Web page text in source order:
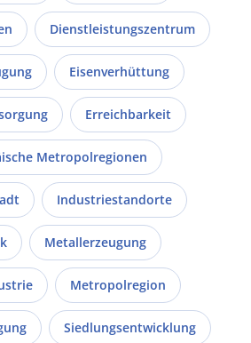
Dienstleistungszentrum
Eisenverhüttung
Erreichbarkeit
Metropolregionen
Industriestandorte
Metallerzeugung
Metropolregion
Siedlungsentwicklung